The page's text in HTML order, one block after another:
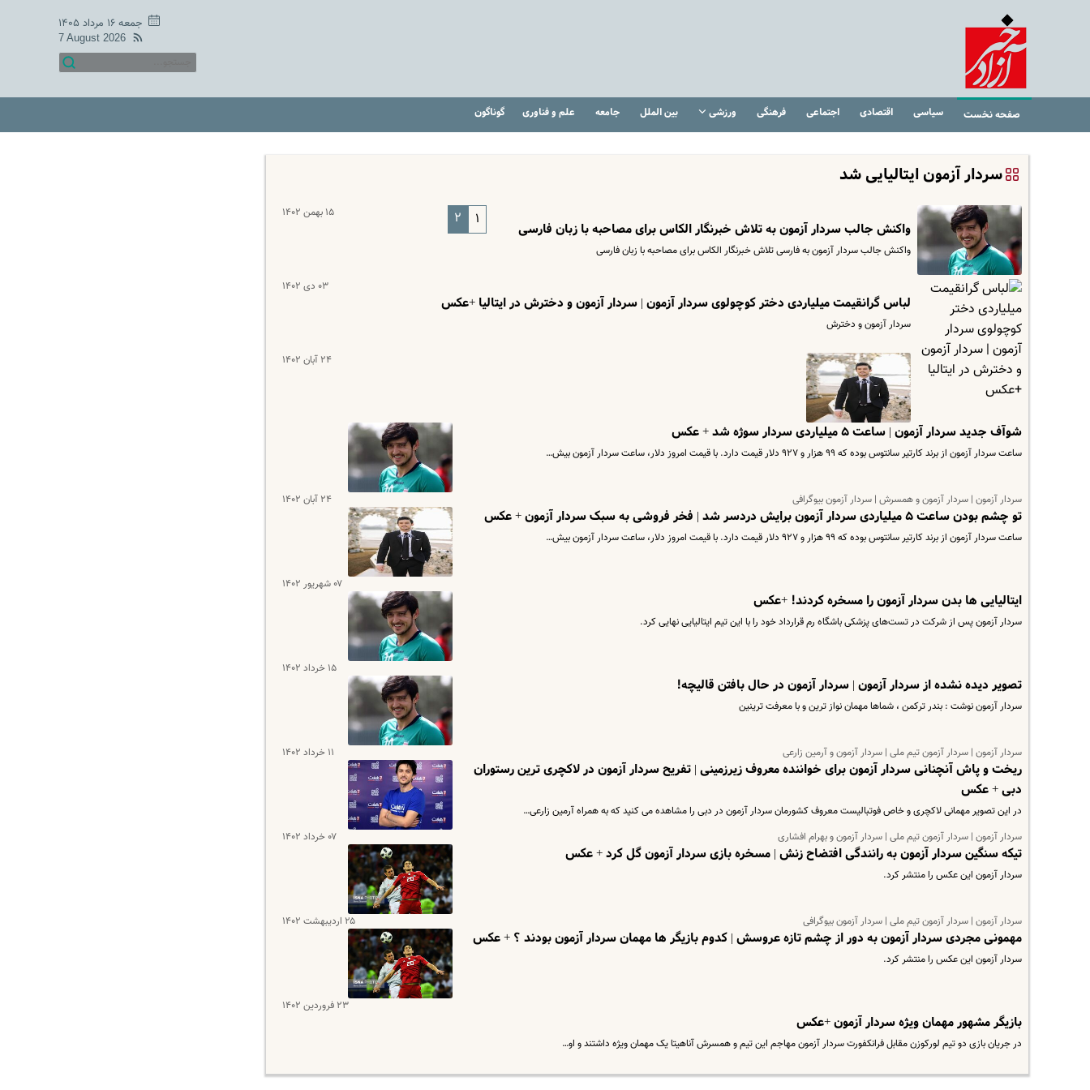
جمعه ۱۶ مرداد ۱۴۰۵
7 August 2026
صفحه نخست سیاسی اقتصادی اجتماعی فرهنگی ورزشی بین الملل جامعه علم و فناوری گوناگون
سردار آزمون ایتالیایی شد
۱۵ بهمن ۱۴۰۲
واکنش جالب سردار آزمون به تلاش خبرنگار الکاس برای مصاحبه با زبان فارسی
واکنش جالب سردار آزمون به فارسی تلاش خبرنگار الکاس برای مصاحبه با زبان فارسی
۰۳ دی ۱۴۰۲
لباس گرانقیمت میلیاردی دختر کوچولوی سردار آزمون | سردار آزمون و دخترش در ایتالیا +عکس
سردار آزمون و دخترش
۲۴ آبان ۱۴۰۲
شوآف جدید سردار آزمون | ساعت ۵ میلیاردی سردار سوژه شد + عکس
ساعت سردار آزمون از برند کارتیر سانتوس بوده که ۹۹ هزار و ۹۲۷ دلار قیمت دارد. با قیمت امروز دلار، ساعت سردار آزمون بیش…
سردار آزمون | سردار آزمون و همسرش | سردار آزمون بیوگرافی ۲۴ آبان ۱۴۰۲
تو چشم بودن ساعت ۵ میلیاردی سردار آزمون برایش دردسر شد | فخر فروشی به سبک سردار آزمون + عکس
ساعت سردار آزمون از برند کارتیر سانتوس بوده که ۹۹ هزار و ۹۲۷ دلار قیمت دارد. با قیمت امروز دلار، ساعت سردار آزمون بیش…
۰۷ شهریور ۱۴۰۲
ایتالیایی ها بدن سردار آزمون را مسخره کردند! +عکس
سردار آزمون پس از شرکت در تست‌های پزشکی باشگاه رم قرارداد خود را با این تیم ایتالیایی نهایی کرد.
۱۵ خرداد ۱۴۰۲
تصویر دیده نشده از سردار آزمون | سردار آزمون در حال بافتن قالیچه!
سردار آزمون نوشت : بندر ترکمن ، شماها مهمان نواز ترین و با معرفت ترینین
سردار آزمون | سردار آزمون تیم ملی | سردار آزمون و آرمین زارعی ۱۱ خرداد ۱۴۰۲
ریخت و پاش آنچنانی سردار آزمون برای خواننده معروف زیرزمینی | تفریح سردار آزمون در لاکچری ترین رستوران
دبی + عکس
در این تصویر مهمانی لاکچری و خاص فوتبالیست معروف کشورمان سردار آزمون در دبی را مشاهده می کنید که به همراه آرمین زارعی…
سردار آزمون | سردار آزمون تیم ملی | سردار آزمون و بهرام افشاری
۰۷ خرداد ۱۴۰۲
تیکه سنگین سردار آزمون به رانندگی افتضاح زنش | مسخره بازی سردار آزمون گل کرد + عکس
سردار آزمون این عکس را منتشر کرد.
سردار آزمون | سردار آزمون تیم ملی | سردار آزمون بیوگرافی ۲۵ اردیبهشت ۱۴۰۲
مهمونی مجردی سردار آزمون به دور از چشم تازه عروسش | کدوم بازیگر ها مهمان سردار آزمون بودند ؟ + عکس
سردار آزمون این عکس را منتشر کرد.
۲۳ فروردین ۱۴۰۲
بازیگر مشهور مهمان ویژه سردار آزمون +عکس
در جریان بازی دو تیم لورکوزن مقابل فرانکفورت سردار آزمون مهاجم این تیم و همسرش آناهیتا یک مهمان ویژه داشتند و او…
۱ ۲